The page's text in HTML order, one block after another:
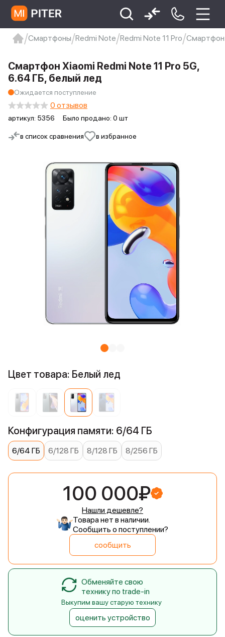
Xiaomi 9 про
xiaomi redmi 12c
Смартфоны Redmi Note Redmi Note 11 Pro Смартфон
в список сравнения в избранное
Смартфон Xiaomi Redmi Note 11 Pro 5G,
6.64 ГБ, белый лед
Ожидается поступление
артикул: 5356 Было продано: 0 шт
0 отзывов
Цвет товара: Белый лед
Конфигурация памяти: 6/64 ГБ
6/64 ГБ 6/128 ГБ 8/128 ГБ 8/256 ГБ
100 000₽
Нашли дешевле?
Товара нет в наличии.
Сообщить о поступлении?
сообщить
Обменяйте свою
технику по trade-in
Выкупим вашу старую технику
оценить устройство